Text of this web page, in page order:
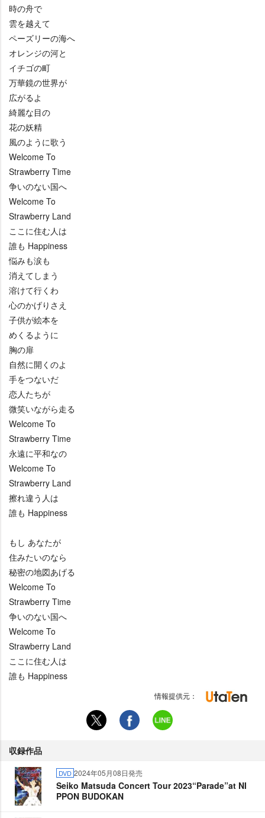
時の舟で
雲を越えて
ペーズリーの海へ
オレンジの河と
イチゴの町
万華鏡の世界が
広がるよ
綺麗な目の
花の妖精
風のように歌う
Welcome To
Strawberry Time
争いのない国へ
Welcome To
Strawberry Land
ここに住む人は
誰も Happiness
悩みも涙も
消えてしまう
溶けて行くわ
心のかげりさえ
子供が絵本を
めくるように
胸の扉
自然に開くのよ
手をつないだ
恋人たちが
微笑いながら走る
Welcome To
Strawberry Time
永遠に平和なの
Welcome To
Strawberry Land
擦れ違う人は
誰も Happiness
もし あなたが
住みたいのなら
秘密の地図あげる
Welcome To
Strawberry Time
争いのない国へ
Welcome To
Strawberry Land
ここに住む人は
誰も Happiness
情報提供元：
収録作品
DVD 2024年05月08日発売
Seiko Matsuda Concert Tour 2023“Parade”at NI
PPON BUDOKAN